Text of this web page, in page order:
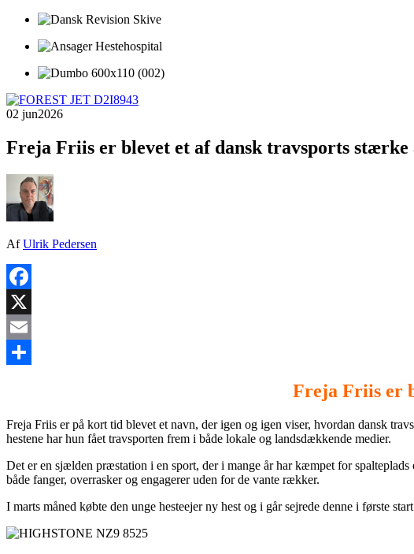
02 jun2026
Freja Friis er blevet et af dansk travsports stærke
AfUlrik Pedersen
Facebook
X
Email
Freja Friis er
Freja Friis er på kort tid blevet et navn, der igen og igen viser, hvordan dansk
hestene har hun fået travsporten frem i både lokale og landsdækkende medier.
Det er en sjælden præstation i en sport, der i mange år har kæmpet for
både fanger, overrasker og engagerer uden for de vante rækker.
I marts måned købte den unge hesteejer ny hest og i går sejrede denne i første